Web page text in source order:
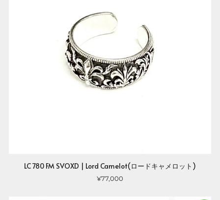
LC 780 FM SVOXD | Lord Camelot(ロードキャメロット)
¥77,000